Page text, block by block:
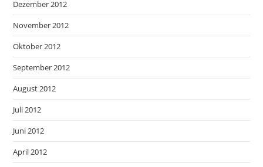
Dezember 2012
November 2012
Oktober 2012
September 2012
August 2012
Juli 2012
Juni 2012
April 2012